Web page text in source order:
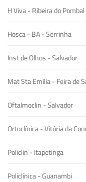
H Viva - Ribeira do Pombal
Hosca - BA - Serrinha
Inst de Olhos - Salvador
Mat Sta Emília - Feira de
Oftalmoclin - Salvador
Ortoclínica - Vitória da
Policlin - Itapetinga
Policlínica - Guanambi